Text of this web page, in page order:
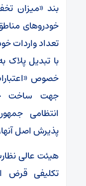
بند «میزان
خودروهای
تعداد واردات
خصوص
جهت ساخت
انتظامی
پذیرش اصل
هیئت عالی
تکلیفی قرض